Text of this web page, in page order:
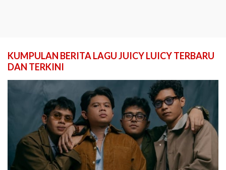
KUMPULAN BERITA LAGU JUICY LUICY TERBARU
DAN TERKINI